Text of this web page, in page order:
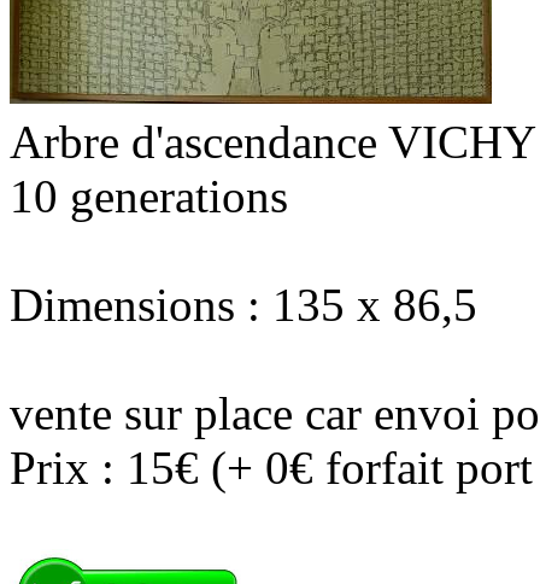
Arbre d'ascendance VICHY
10 generations
Dimensions : 135 x 86,5
vente sur place car envoi
Prix : 15€ (+ 0€ forfait